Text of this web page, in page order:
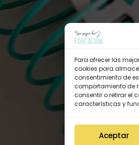
Para ofrecer las
cookies para
consentimiento de
comportamiento de
consentir o retirar el
características y
Aceptar